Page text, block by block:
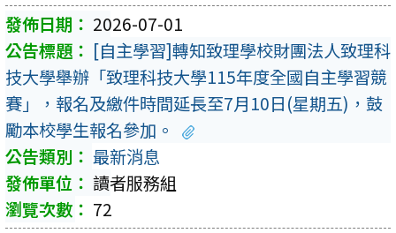
2026-07-01
[自主學習]轉知致理學校財團法人致理科
技大學舉辦「致理科技大學115年度全國自主學習競
賽」，報名及繳件時間延長至7月10日(星期五)，鼓
勵本校學生報名參加。
最新消息
讀者服務組
72